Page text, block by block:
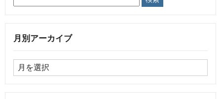
月別アーカイブ